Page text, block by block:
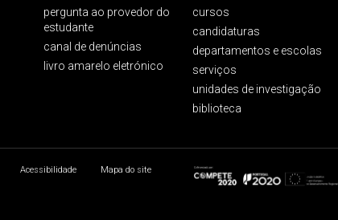
pergunta ao provedor do
estudante
canal de denúncias
livro amarelo eletrónico
cursos
candidaturas
departamentos e escolas
serviços
unidades de investigação
biblioteca
Acessibilidade
Mapa do site